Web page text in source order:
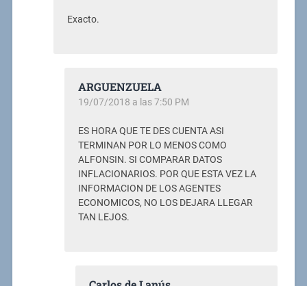
Exacto.
ARGUENZUELA
19/07/2018 a las 7:50 PM
ES HORA QUE TE DES CUENTA ASI
TERMINAN POR LO MENOS COMO
ALFONSIN. SI COMPARAR DATOS
INFLACIONARIOS. POR QUE ESTA VEZ LA
INFORMACION DE LOS AGENTES
ECONOMICOS, NO LOS DEJARA LLEGAR
TAN LEJOS.